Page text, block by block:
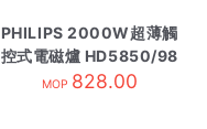
PHILIPS 2000W超薄觸
控式電磁爐 HD5850/98
MOP 828.00